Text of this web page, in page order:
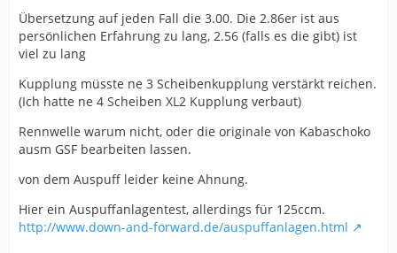
Übersetzung auf jeden Fall die 3.00. Die 2.86er ist aus
persönlichen Erfahrung zu lang, 2.56 (falls es die gibt) ist
viel zu lang
Kupplung müsste ne 3 Scheibenkupplung verstärkt reichen.
(Ich hatte ne 4 Scheiben XL2 Kupplung verbaut)
Rennwelle warum nicht, oder die originale von Kabaschoko
ausm GSF bearbeiten lassen.
von dem Auspuff leider keine Ahnung.
Hier ein Auspuffanlagentest, allerdings für 125ccm.
http://www.down-and-forward.de/auspuffanlagen.html